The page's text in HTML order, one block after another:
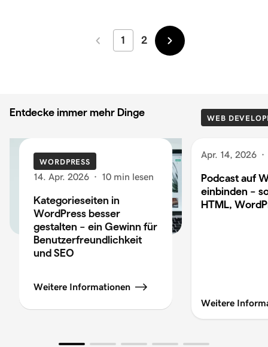
Neuer
1 2
Älter
Entdecke immer mehr Dinge
WORDPRESS
14. Apr. 2026 · 10 min lesen
Kategorieseiten in
WordPress besser
gestalten – ein Gewinn für
Benutzerfreundlichkeit
und SEO
Weitere Informationen
WEB
Apr. 14, 2026 ·
Podcast auf
einbinden –
HTML,
Weitere